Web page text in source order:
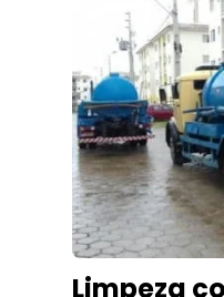
Limpeza